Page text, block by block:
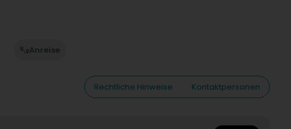
Anreise
Rechtliche Hinweise
Kontaktpersonen